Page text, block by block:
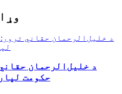
د خلیل‌الرحمان
حکومت